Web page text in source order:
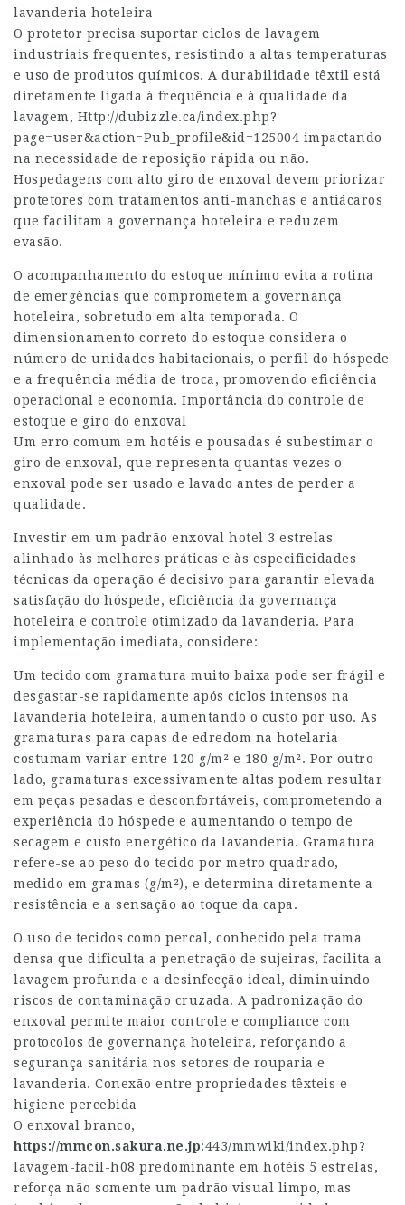
lavanderia hoteleira
O protetor precisa suportar ciclos de lavagem
industriais frequentes, resistindo a altas temperaturas
e uso de produtos químicos. A durabilidade têxtil está
diretamente ligada à frequência e à qualidade da
lavagem, Http://dubizzle.ca/index.php?
page=user&action=Pub_profile&id=125004 impactando
na necessidade de reposição rápida ou não.
Hospedagens com alto giro de enxoval devem priorizar
protetores com tratamentos anti-manchas e antiácaros
que facilitam a governança hoteleira e reduzem
evasão.
O acompanhamento do estoque mínimo evita a rotina
de emergências que comprometem a governança
hoteleira, sobretudo em alta temporada. O
dimensionamento correto do estoque considera o
número de unidades habitacionais, o perfil do hóspede
e a frequência média de troca, promovendo eficiência
operacional e economia. Importância do controle de
estoque e giro do enxoval
Um erro comum em hotéis e pousadas é subestimar o
giro de enxoval, que representa quantas vezes o
enxoval pode ser usado e lavado antes de perder a
qualidade.
Investir em um padrão enxoval hotel 3 estrelas
alinhado às melhores práticas e às especificidades
técnicas da operação é decisivo para garantir elevada
satisfação do hóspede, eficiência da governança
hoteleira e controle otimizado da lavanderia. Para
implementação imediata, considere:
Um tecido com gramatura muito baixa pode ser frágil e
desgastar-se rapidamente após ciclos intensos na
lavanderia hoteleira, aumentando o custo por uso. As
gramaturas para capas de edredom na hotelaria
costumam variar entre 120 g/m² e 180 g/m². Por outro
lado, gramaturas excessivamente altas podem resultar
em peças pesadas e desconfortáveis, comprometendo a
experiência do hóspede e aumentando o tempo de
secagem e custo energético da lavanderia. Gramatura
refere-se ao peso do tecido por metro quadrado,
medido em gramas (g/m²), e determina diretamente a
resistência e a sensação ao toque da capa.
O uso de tecidos como percal, conhecido pela trama
densa que dificulta a penetração de sujeiras, facilita a
lavagem profunda e a desinfecção ideal, diminuindo
riscos de contaminação cruzada. A padronização do
enxoval permite maior controle e compliance com
protocolos de governança hoteleira, reforçando a
segurança sanitária nos setores de rouparia e
lavanderia. Conexão entre propriedades têxteis e
higiene percebida
O enxoval branco,
https://mmcon.sakura.ne.jp:443/mmwiki/index.php?
lavagem-facil-h08 predominante em hotéis 5 estrelas,
reforça não somente um padrão visual limpo, mas